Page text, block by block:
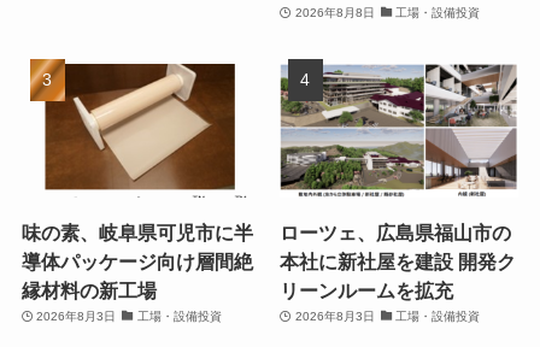
2026年8月8日 工場・設備投資
味の素、岐阜県可児市に半
導体パッケージ向け層間絶
縁材料の新工場
2026年8月3日 工場・設備投資
ローツェ、広島県福山市の
本社に新社屋を建設 開発ク
リーンルームを拡充
2026年8月3日 工場・設備投資